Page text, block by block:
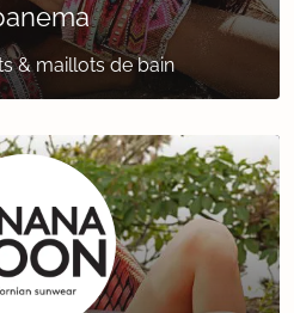
& maillots de bain